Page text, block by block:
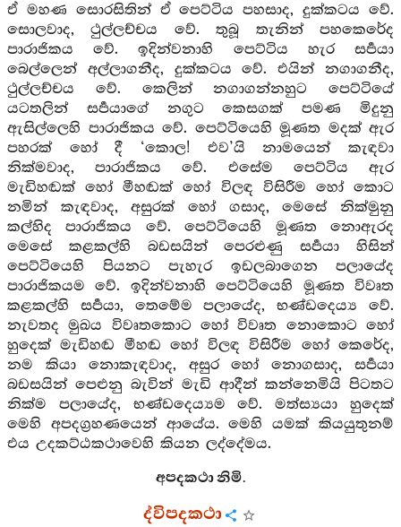
ඒ මහණ සොරසිතින් ඒ පෙට්ටිය පහසාද, දුක්කටය වේ.
සොලවාද, ථුල්ලච්චය වේ. තුබූ තැනින් පහකෙරේද
පාරාජිකය වේ. ඉදින්වනාහි පෙට්ටිය හැර සර්‍පයා
බෙල්ලෙන් අල්ලාගනීද, දුක්කටය වේ. එයින් නගාගනීද,
ථුල්ලච්චය වේ. කෙලින් නගාගන්නහුට පෙට්ටියේ
යටතලින් සර්‍පයාගේ නගුට කෙසගක් පමණ මිදුනු
ඇසිල්ලෙහි පාරාජිකය වේ. පෙට්ටියෙහි මූණත මදක් ඇර
පහරක් හෝ දී ‘කොල! එව’යි නාමයෙන් කැඳවා
නික්මවාද, පාරාජිකය වේ. එසේම පෙට්ටිය ඇර
මැඩිහඬක් හෝ මීහඬක් හෝ විලඳ විසිරීම හෝ කොට
නමින් කැඳවාද, අසුරක් හෝ ගසාද, මෙසේ නික්මුනු
කල්හිද පාරාජිකය වේ. පෙට්ටියෙහි මූණත නොඇරද
මෙසේ කළකල්හි බඩසයින් පෙරළුණු සර්‍පයා හිසින්
පෙට්ටියෙහි පියනට පැහැර ඉඩලබාගෙන පලායේද
පාරාජිකයම වේ. ඉදින්වනාහි පෙට්ටියෙහි මූණත විවෘත
කළකල්හි සර්‍පයා, තෙමේම පලායේද, භණ්ඩදෙය්‍ය වේ.
නැවතද මුඛය විවෘතකොට හෝ විවෘත නොකොට හෝ
හුදෙක් මැඩිහඬ මීහඬ හෝ විලඳ විසිරීම හෝ කෙරේද,
නම කියා නොකැඳවාද, අසුර හෝ නොගසාද, සර්‍පයා
බඩසයින් පෙළුනු බැවින් මැඩි ආදීන් කන්නෙමියි පිටතට
නික්ම පලායේද, භණ්ඩදෙය්‍යම වේ. මත්ස්‍යයා හුදෙක්
මෙහි අපදග්‍රහණයෙන් ආයේය. මෙහි යමක් කියයුතුනම්
එය උදකට්ඨකථාවෙහි කියන ලද්දේමය.
අපදකථා නිමි.
ද්විපදකථා